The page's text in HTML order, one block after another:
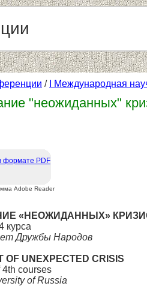
/ I Международная
"неожиданных"
формате PDF
Adobe Reader
«НЕОЖИДАННЫХ»
курса
Дружбы Народов
OF UNEXPECTED CRISIS
courses
of Russia